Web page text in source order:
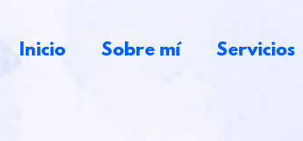
Inicio Sobre mí Servicios